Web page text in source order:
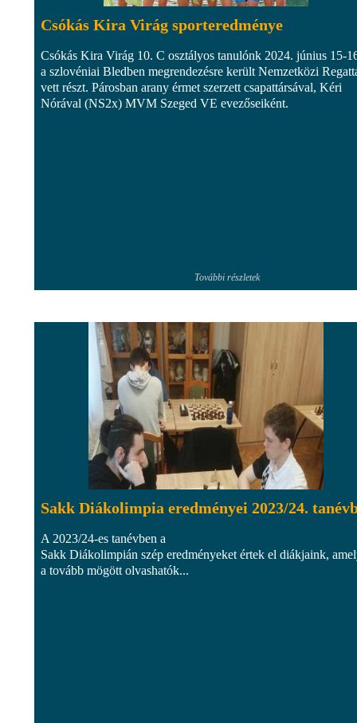
Csókás Kira Virág sporteredménye
Csókás Kira Virág 10. C osztályos tanulónk 2024. június 15-
a szlovéniai Bledben megrendezésre került Nemzetközi
vett részt. Párosban arany érmet szerzett csapattársával, Kéri
Nórával (NS2x) MVM Szeged VE evezőseiként.
További részletek
Sakk Diákolimpia eredményei 2023/24.
A 2023/24-es tanévben a
Sakk Diákolimpián szép eredményeket értek el diákjaink,
a tovább mögött olvashatók...